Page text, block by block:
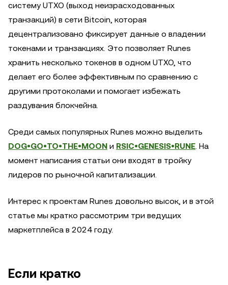
систему UTXO (выход неизрасходованных
транзакций) в сети Bitcoin, которая
децентрализовано фиксирует данные о владении
токенами и транзакциях. Это позволяет Runes
хранить несколько токенов в одном UTXO, что
делает его более эффективным по сравнению с
другими протоколами и помогает избежать
раздувания блокчейна.
Среди самых популярных Runes можно выделить
DOG•GO•TO•THE•MOON и RSIC•GENESIS•RUNE. На
момент написания статьи они входят в тройку
лидеров по рыночной капитализации.
Интерес к проектам Runes довольно высок, и в этой
статье мы кратко рассмотрим три ведущих
маркетплейса в 2024 году.
Если кратко